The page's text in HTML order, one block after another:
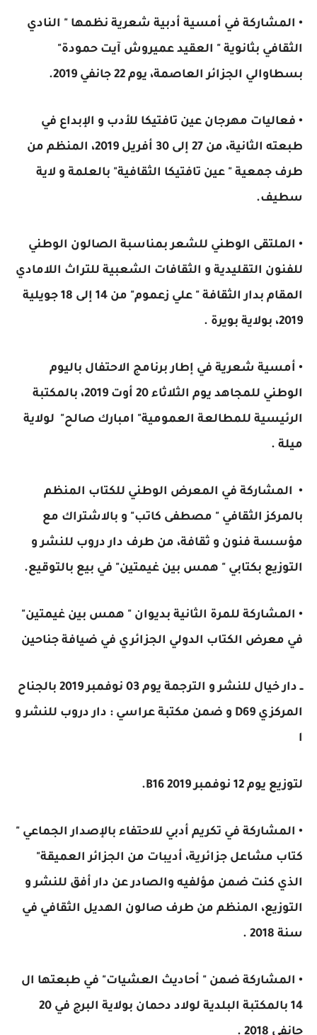
• المشاركة في أمسية أدبية شعرية نظمها " النادي
الثقافي بثانوية " العقيد عميروش آيت حمودة"
بسطاوالي الجزائر العاصمة، يوم 22 جانفي 2019.
• فعاليات مهرجان عين تافتيكا للأدب و الإبداع في
طبعته الثانية، من 27 إلى 30 أفريل 2019، المنظم من
طرف جمعية " عين تافتيكا الثقافية" بالعلمة و لاية
سطيف.
• الملتقى الوطني للشعر بمناسبة الصالون الوطني
للفنون التقليدية و الثقافات الشعبية للتراث اللامادي
المقام بدار الثقافة " علي زعموم" من 14 إلى 18 جويلية
2019، بولاية بويرة .
• أمسية شعرية في إطار برنامج الاحتفال باليوم
الوطني للمجاهد يوم الثلاثاء 20 أوت 2019، بالمكتبة
الرئيسية للمطالعة العمومية" امبارك صالح" لولاية
ميلة .
• المشاركة في المعرض الوطني للكتاب المنظم
بالمركز الثقافي " مصطفى كاتب" و بالاشتراك مع
مؤسسة فنون و ثقافة، من طرف دار دروب للنشر و
التوزيع بكتابي " همس بين غيمتين" في بيع بالتوقيع.
• المشاركة للمرة الثانية بديوان " همس بين غيمتين"
في معرض الكتاب الدولي الجزائري في ضيافة جناحين
ــ دار خيال للنشر و الترجمة يوم 03 نوفمبر 2019 بالجناح
المركزي D69 و ضمن مكتبة عراسي : دار دروب للنشر و
ا
لتوزيع يوم 12 نوفمبر 2019 B16.
• المشاركة في تكريم أدبي للاحتفاء بالإصدار الجماعي "
كتاب مشاعل جزائرية، أديبات من الجزائر العميقة"
الذي كنت ضمن مؤلفيه والصادر عن دار أفق للنشر و
التوزيع، المنظم من طرف صالون الهديل الثقافي في
سنة 2018 .
• المشاركة ضمن " أحاديث العشيات" في طبعتها ال
14 بالمكتبة البلدية لولاد دحمان بولاية البرج في 20
جانفي 2018 .